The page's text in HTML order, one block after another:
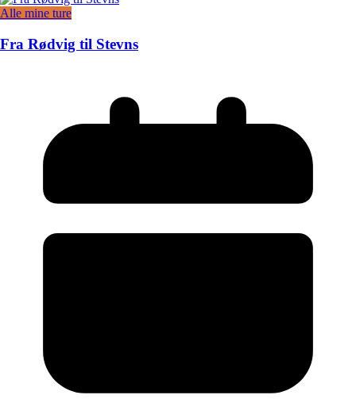
Alle mine ture
Fra Rødvig til Stevns